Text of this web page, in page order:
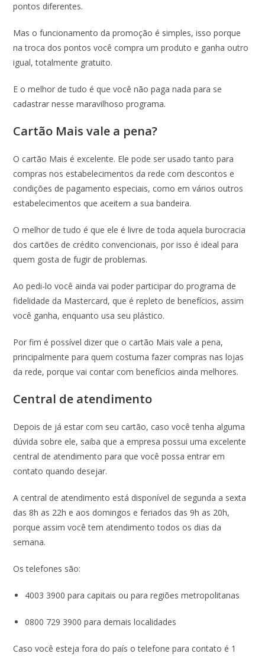
pontos diferentes.
Mas o funcionamento da promoção é simples, isso porque
na troca dos pontos você compra um produto e ganha outro
igual, totalmente gratuito.
E o melhor de tudo é que você não paga nada para se
cadastrar nesse maravilhoso programa.
Cartão Mais vale a pena?
O cartão Mais é excelente. Ele pode ser usado tanto para
compras nos estabelecimentos da rede com descontos e
condições de pagamento especiais, como em vários outros
estabelecimentos que aceitem a sua bandeira.
O melhor de tudo é que ele é livre de toda aquela burocracia
dos cartões de crédito convencionais, por isso é ideal para
quem gosta de fugir de problemas.
Ao pedi-lo você ainda vai poder participar do programa de
fidelidade da Mastercard, que é repleto de benefícios, assim
você ganha, enquanto usa seu plástico.
Por fim é possível dizer que o cartão Mais vale a pena,
principalmente para quem costuma fazer compras nas lojas
da rede, porque vai contar com benefícios ainda melhores.
Central de atendimento
Depois de já estar com seu cartão, caso você tenha alguma
dúvida sobre ele, saiba que a empresa possui uma excelente
central de atendimento para que você possa entrar em
contato quando desejar.
A central de atendimento está disponível de segunda a sexta
das 8h as 22h e aos domingos e feriados das 9h as 20h,
porque assim você tem atendimento todos os dias da
semana.
Os telefones são:
4003 3900 para capitais ou para regiões metropolitanas
0800 729 3900 para demais localidades
Caso você esteja fora do país o telefone para contato é 1